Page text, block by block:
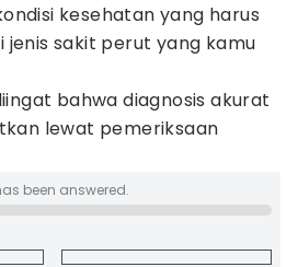
kesehatan yang harus
jenis sakit perut yang kamu
bahwa diagnosis akurat
lewat pemeriksaan
been answered.